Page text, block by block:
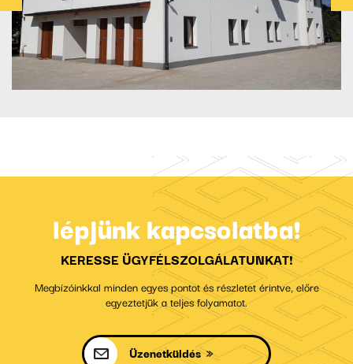
lépjünk kapcsolatba!
KERESSE ÜGYFÉLSZOLGÁLATUNKAT!
Megbízóinkkal minden egyes pontot és részletet érintve, előre
egyeztetjük a teljes folyamatot.
Üzenetküldés